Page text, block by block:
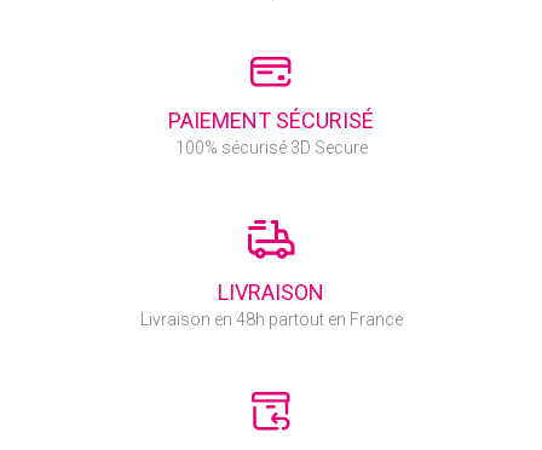
PAIEMENT SÉCURISÉ
100% sécurisé 3D Secure
LIVRAISON
Livraison en 48h partout en France